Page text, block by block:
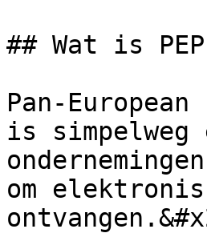
## Wat is
Pan-
is simpelweg
om